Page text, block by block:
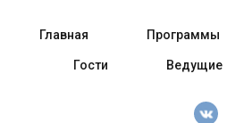
Главная Программы
Гости Ведущие